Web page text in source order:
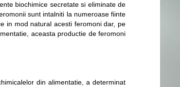
biochimice secretate si eliminate de
sunt intalniti la numeroase fiinte
in mod natural acesti feromoni dar, pe
aceasta productie de feromoni
din alimentatie, a determinat